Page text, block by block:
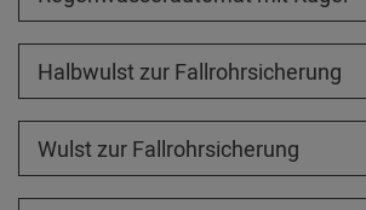
Halbwulst zur Fallrohrsicherung
Wulst zur Fallrohrsicherung